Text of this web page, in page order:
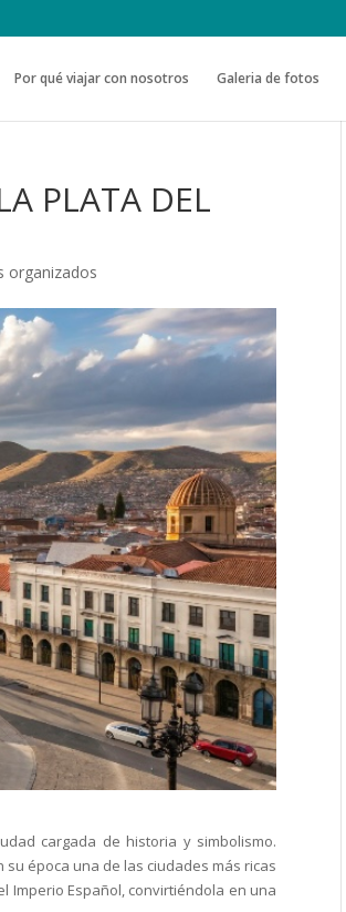
Por qué viajar con nosotros Galeria de fotos
PLATA DEL
organizados
cargada de historia y simbolismo.
época una de las ciudades más ricas
Imperio Español, convirtiéndola en una